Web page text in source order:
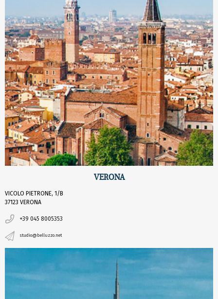
VERONA
VICOLO PIETRONE, 1/B
37123 VERONA
+39 045 8005353
studio@belluzzo.net